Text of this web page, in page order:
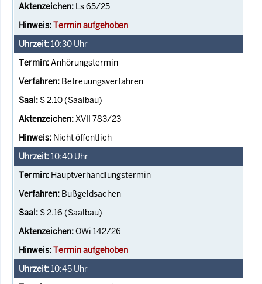
Ls 65/25
Termin aufgehoben
10:30 Uhr
Anhörungstermin
Betreuungsverfahren
S 2.10 (Saalbau)
XVII 783/23
Nicht öffentlich
10:40 Uhr
Hauptverhandlungstermin
Bußgeldsachen
S 2.16 (Saalbau)
OWi 142/26
Termin aufgehoben
10:45 Uhr